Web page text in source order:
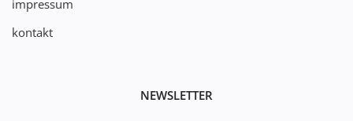
impressum
kontakt
NEWSLETTER